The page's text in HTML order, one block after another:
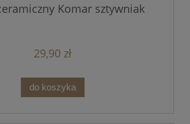
Komar sztywniak
29,90 zł
do koszyka